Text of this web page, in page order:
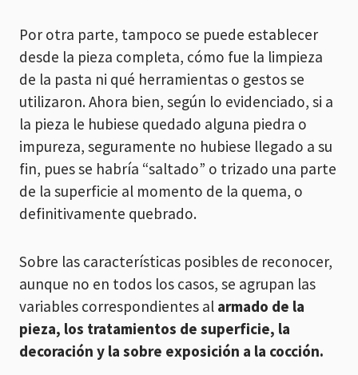
Por otra parte, tampoco se puede establecer
desde la pieza completa, cómo fue la limpieza
de la pasta ni qué herramientas o gestos se
utilizaron. Ahora bien, según lo evidenciado, si a
la pieza le hubiese quedado alguna piedra o
impureza, seguramente no hubiese llegado a su
fin, pues se habría “saltado” o trizado una parte
de la superficie al momento de la quema, o
definitivamente quebrado.
Sobre las características posibles de reconocer,
aunque no en todos los casos, se agrupan las
variables correspondientes al armado de la
pieza, los tratamientos de superficie, la
decoración y la sobre exposición a la cocción.